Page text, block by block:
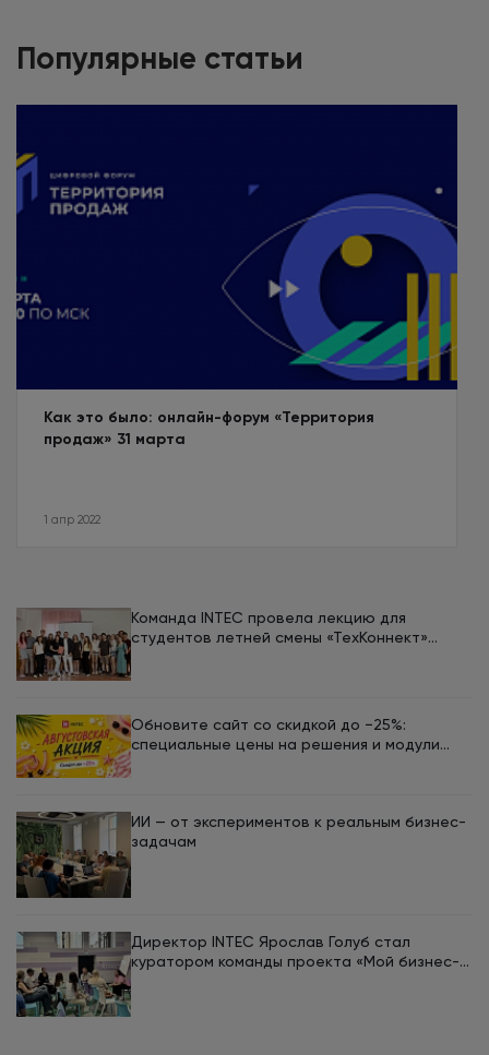
Популярные статьи
Как это было: онлайн-форум «Территория
продаж» 31 марта
1 апр 2022
Команда INTEC провела лекцию для
студентов летней смены «ТехКоннект»
Обновите сайт со скидкой до −25%:
специальные цены на решения и модули
INTEC в августе
ИИ — от экспериментов к реальным бизнес-
задачам
Директор INTEC Ярослав Голуб стал
куратором команды проекта «Мой бизнес-
кемп 2026»